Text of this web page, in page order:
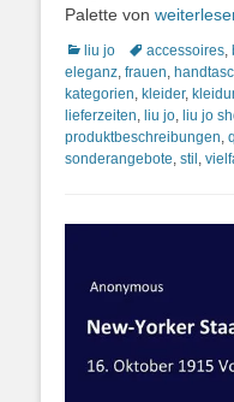
Palette von
Kategorien
liu jo Schlagworte
accessoires
eleganz frauen
kategorien kleider,
lieferzeiten liu jo liu jo
produktbeschreibungen
sonderangebote stil